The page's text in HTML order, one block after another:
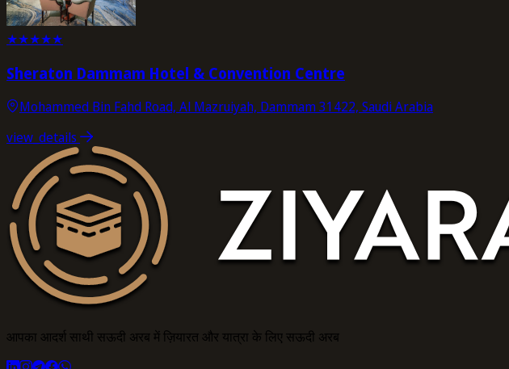
★★★★★
Sheraton Dammam Hotel & Convention Centre
Mohammed Bin Fahd Road, Al Mazruiyah, Dammam 31422, Saudi Arabia
view_details
आपका आदर्श साथी सऊदी अरब में ज़ियारत और यात्रा के लिए सऊदी अरब